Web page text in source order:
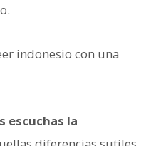
indonesio con una
escuchas la